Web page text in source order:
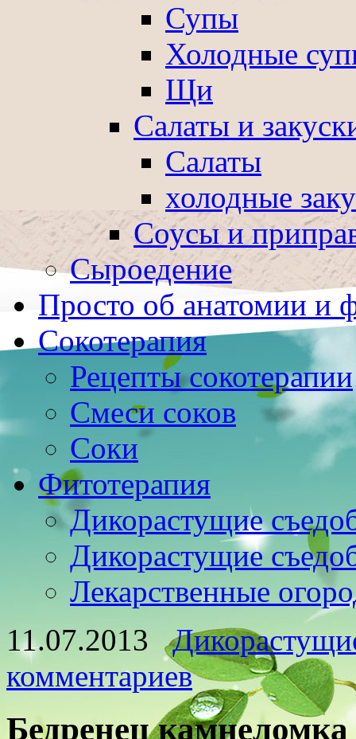
Супы
Холодные
Щи
Салаты и
Салаты
холодные
Соусы и
Сыроедение
Просто об анатомии и
Сокотерапия
Рецепты сокотерапии
Смеси соков
Соки
Фитотерапия
Дикорастущие
Дикорастущие
Лекарственные
11.07.2013
комментариев
Бедренец камнеломка